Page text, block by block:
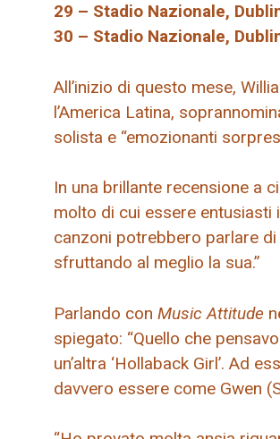
29 – Stadio Nazionale,
30 – Stadio Nazionale,
All’inizio di questo mese,
l’America Latina,
solista e “emozionanti
In una brillante recensione a
molto di cui essere entusiasti
canzoni potrebbero parlare
sfruttando al meglio la sua.”
Parlando con Music Attitude
spiegato: “Quello che
un’altra ‘Hollaback Girl’. Ad
davvero essere come Gwen